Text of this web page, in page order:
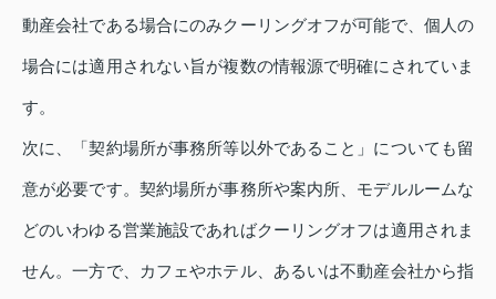
動産会社である場合にのみクーリングオフが可能で、個人の
場合には適用されない旨が複数の情報源で明確にされていま
す。
次に、「契約場所が事務所等以外であること」についても留
意が必要です。契約場所が事務所や案内所、モデルルームな
どのいわゆる営業施設であればクーリングオフは適用されま
せん。一方で、カフェやホテル、あるいは不動産会社から指